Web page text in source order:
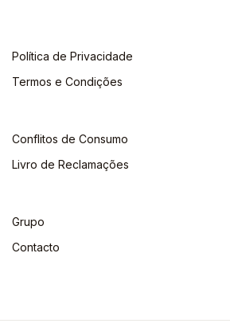
Política de Privacidade
Termos e Condições
Conflitos de Consumo
Livro de Reclamações
Grupo
Contacto